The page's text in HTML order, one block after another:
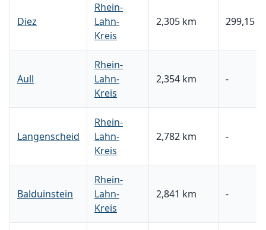
Diez
Rhein-
Lahn-
Kreis
2,305 km 299,15 €
Aull
Rhein-
Lahn-
Kreis
2,354 km -
Langenscheid
Rhein-
Lahn-
Kreis
2,782 km -
Balduinstein
Rhein-
Lahn-
Kreis
2,841 km -